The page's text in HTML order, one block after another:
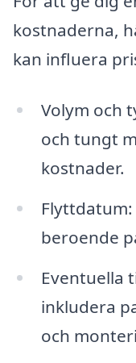
kostnaderna,
kan influera
Volym och
och tungt
kostnader.
beroende
Eventuella
inkludera
och